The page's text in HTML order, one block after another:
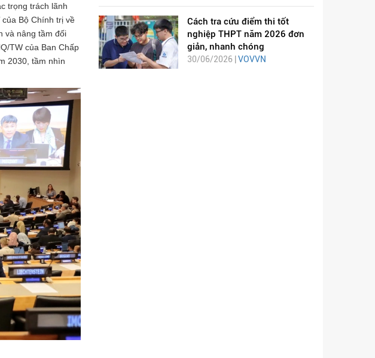
trọng trách lãnh
Bộ Chính trị về
và nâng tầm đối
TW của Ban Chấp
2030, tầm nhìn
Cách tra cứu điểm thi tốt
nghiệp THPT năm 2026 đơn
giản, nhanh chóng
30/06/2026 | VOVVN